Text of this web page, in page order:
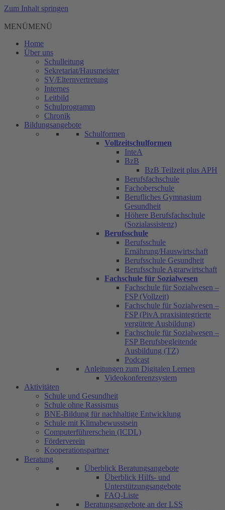
Zum Inhalt springen
MENÜMENÜ
Home
Über uns
Schulleitung
Sekretariat/Hausmeister
SV/Elternvertretung
Internes
Leitbild
Schulprogramm
Chronik
Bildungsangebote
Schulformen
Vollzeitschulformen
InteA
BzB
BzB Teilzeit plus APH
Berufsfachschule
Fachoberschule
Berufliches Gymnasium
Gesundheit
Höhere Berufsfachschule
(Sozialassistenz)
Berufsschule
Berufsschule
Ernährung/Hauswirtschaft
Berufsschule Gesundheit
Berufsschule Agrarwirtschaft
Fachschule für Sozialwesen
Fachschule für Sozialwesen –
FSP (Vollzeit)
Fachschule für Sozialwesen –
FSP (PivA praxisintegrierte
vergütete Ausbildung)
Fachschule für Sozialwesen –
FSP Berufsbegleitende
Ausbildung (TZ)
Podcast
Anleitungen zum Digitalen Lernen
Videokonferenzsystem
Aktivitäten
Schule und Gesundheit
Schule ohne Rassismus
BNE-Bildung für nachhaltige Entwicklung
Schule mit Klimabewusstsein
Computerführerschein (ICDL)
Förderverein
Kooperationspartner
Beratung
Überblick Beratungsangebote
Überblick Hilfs- und
Unterstützungsangebote
FAQ-Liste
Beratungsangebote an der LSS